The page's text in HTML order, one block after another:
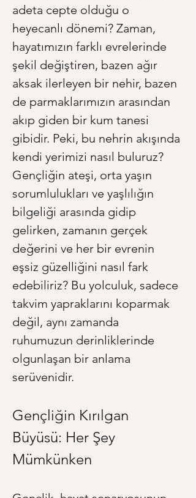
adeta cepte olduğu o
heyecanlı dönemi? Zaman,
hayatımızın farklı evrelerinde
şekil değiştiren, bazen ağır
aksak ilerleyen bir nehir, bazen
de parmaklarımızın arasından
akıp giden bir kum tanesi
gibidir. Peki, bu nehrin akışında
kendi yerimizi nasıl buluruz?
Gençliğin ateşi, orta yaşın
sorumlulukları ve yaşlılığın
bilgeliği arasında gidip
gelirken, zamanın gerçek
değerini ve her bir evrenin
eşsiz güzelliğini nasıl fark
edebiliriz? Bu yolculuk, sadece
takvim yapraklarını koparmak
değil, aynı zamanda
ruhumuzun derinliklerinde
olgunlaşan bir anlama
serüvenidir.
Gençliğin Kırılgan
Büyüsü: Her Şey
Mümkünken